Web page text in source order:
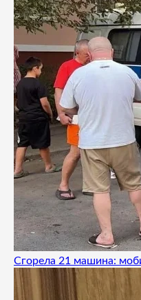
Сгорела 21 машина: